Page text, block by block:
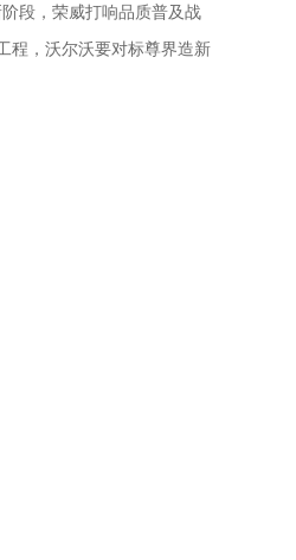
段，荣威打响品质普及战
程，沃尔沃要对标尊界造新